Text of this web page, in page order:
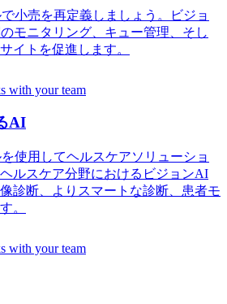
小売を再定義しましょう。ビジョ
モニタリング、キュー管理、そし
イトを促進します。
AI
使用してヘルスケアソリューショ
ルスケア分野におけるビジョンAI
診断、よりスマートな診断、患者モ
。